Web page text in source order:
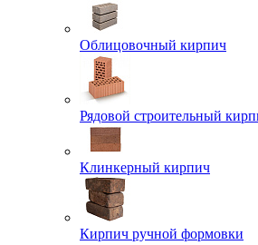
Облицовочный кирпич
Рядовой строительный
Клинкерный кирпич
Кирпич ручной формовки